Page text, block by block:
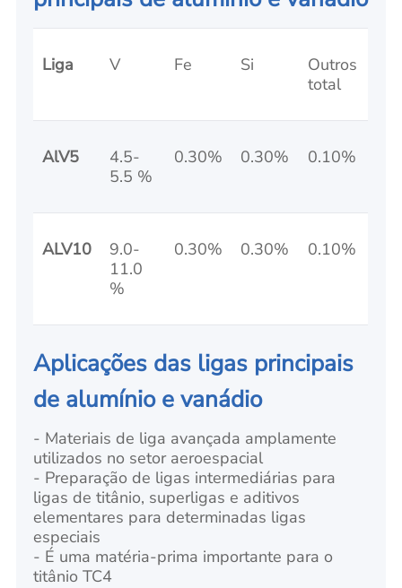
Liga V Fe Si
Outros
total
AlV5
4.5-
5.5 %
0.30% 0.30% 0.10%
ALV10
9.0-
11.0
%
0.30% 0.30% 0.10%
Aplicações das ligas principais
de alumínio e vanádio
- Materiais de liga avançada amplamente
utilizados no setor aeroespacial
- Preparação de ligas intermediárias para
ligas de titânio, superligas e aditivos
elementares para determinadas ligas
especiais
- É uma matéria-prima importante para o
titânio TC4